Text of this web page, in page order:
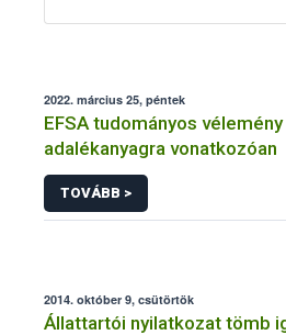
2022. március 25, péntek
EFSA tudományos
adalékanyagra vonatkozóan
TOVÁBB >
2014. október 9, csütörtök
Állattartói nyilatkozat tömb